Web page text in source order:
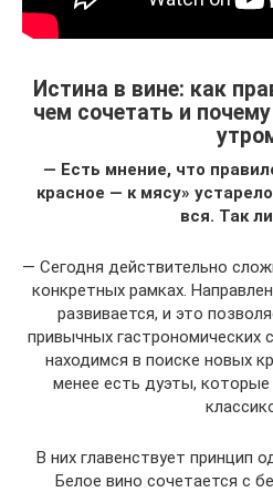
Истина в вине: как
чем сочетать и
— Есть мнение, что
красное — к мясу»
вся. Так
— Сегодня действительно
конкретных рамках.
развивается, и это
привычных гастрономических
находимся в поиске новых
менее есть дуэты,
В них главенствует принцип
Белое вино сочетается с